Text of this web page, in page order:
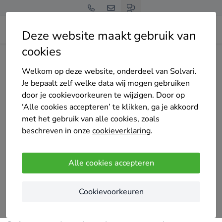
Deze website maakt gebruik van
cookies
Welkom op deze website, onderdeel van Solvari.
Je bepaalt zelf welke data wij mogen gebruiken
door je cookievoorkeuren te wijzigen. Door op
‘Alle cookies accepteren’ te klikken, ga je akkoord
met het gebruik van alle cookies, zoals
beschreven in onze cookieverklaring.
Alle cookies accepteren
Cookievoorkeuren
Home Bedrijven overzicht
Topper Aannemer
(6 reviews)
Topper Aannemer is een aannemingsbedrijf in